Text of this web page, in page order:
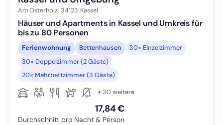
Am Osterholz, 34123 Kassel
Häuser und Apartments in Kassel und Umkreis für
bis zu 80 Personen
Ferienwohnung Bettenhausen
30× Einzelzimmer
30× Doppelzimmer (2 Gäste)
20× Mehrbettzimmer (3 Gäste)
+ 30 weitere
17,84 €
Durchschnitt pro Nacht & Person